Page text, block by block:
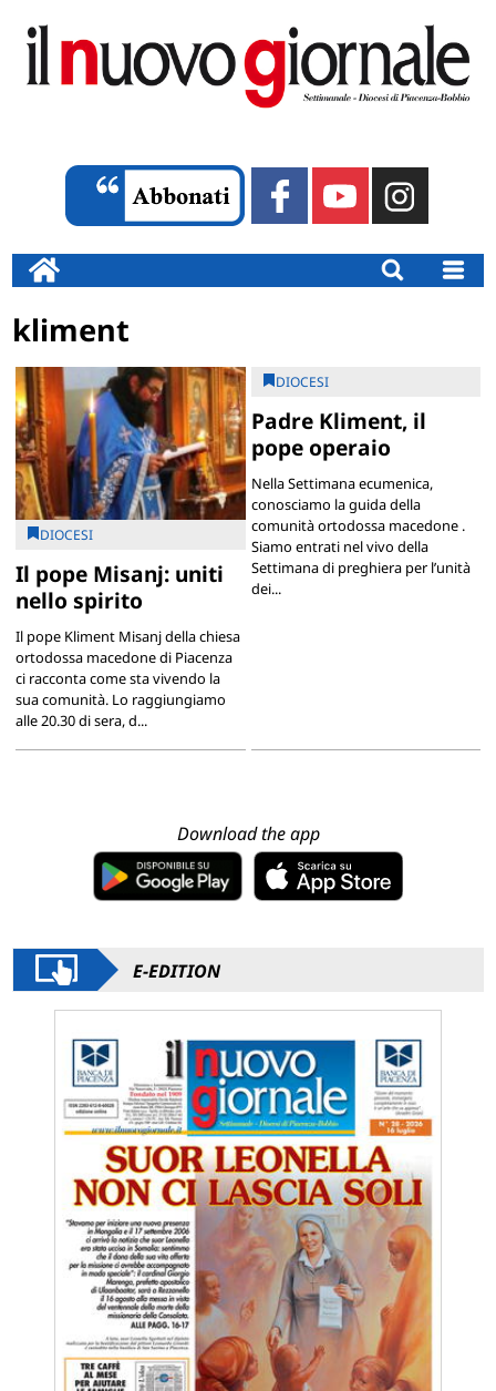
kliment
DIOCESI
Il pope Misanj: uniti
nello spirito
Il pope Kliment Misanj della chiesa
ortodossa macedone di Piacenza
ci racconta come sta vivendo la
sua comunità. Lo raggiungiamo
alle 20.30 di sera, d...
DIOCESI
Padre Kliment, il
pope operaio
Nella Settimana ecumenica,
conosciamo la guida della
comunità ortodossa macedone .
Siamo entrati nel vivo della
Settimana di preghiera per l’unità
dei...
Download the app
E-EDITION